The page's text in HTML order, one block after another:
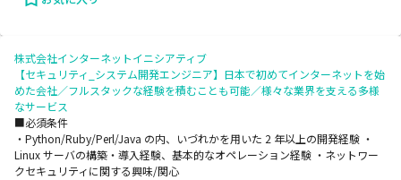
株式会社インターネットイニシアティブ
【セキュリティ_システム開発エンジニア】日本で初めてインターネットを始
めた会社／フルスタックな経験を積むことも可能／様々な業界を支える多様
なサービス
■必須条件
・Python/Ruby/Perl/Java の内、いづれかを用いた 2 年以上の開発経験 ・
Linux サーバの構築・導入経験、基本的なオペレーション経験 ・ネットワー
クセキュリティに関する興味/関心